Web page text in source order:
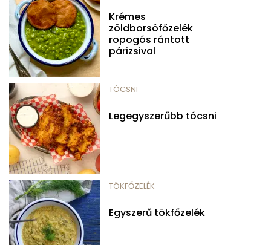
Krémes
zöldborsófőzelék
ropogós rántott
párizsival
TÓCSNI
Legegyszerűbb tócsni
TÖKFŐZELÉK
Egyszerű tökfőzelék